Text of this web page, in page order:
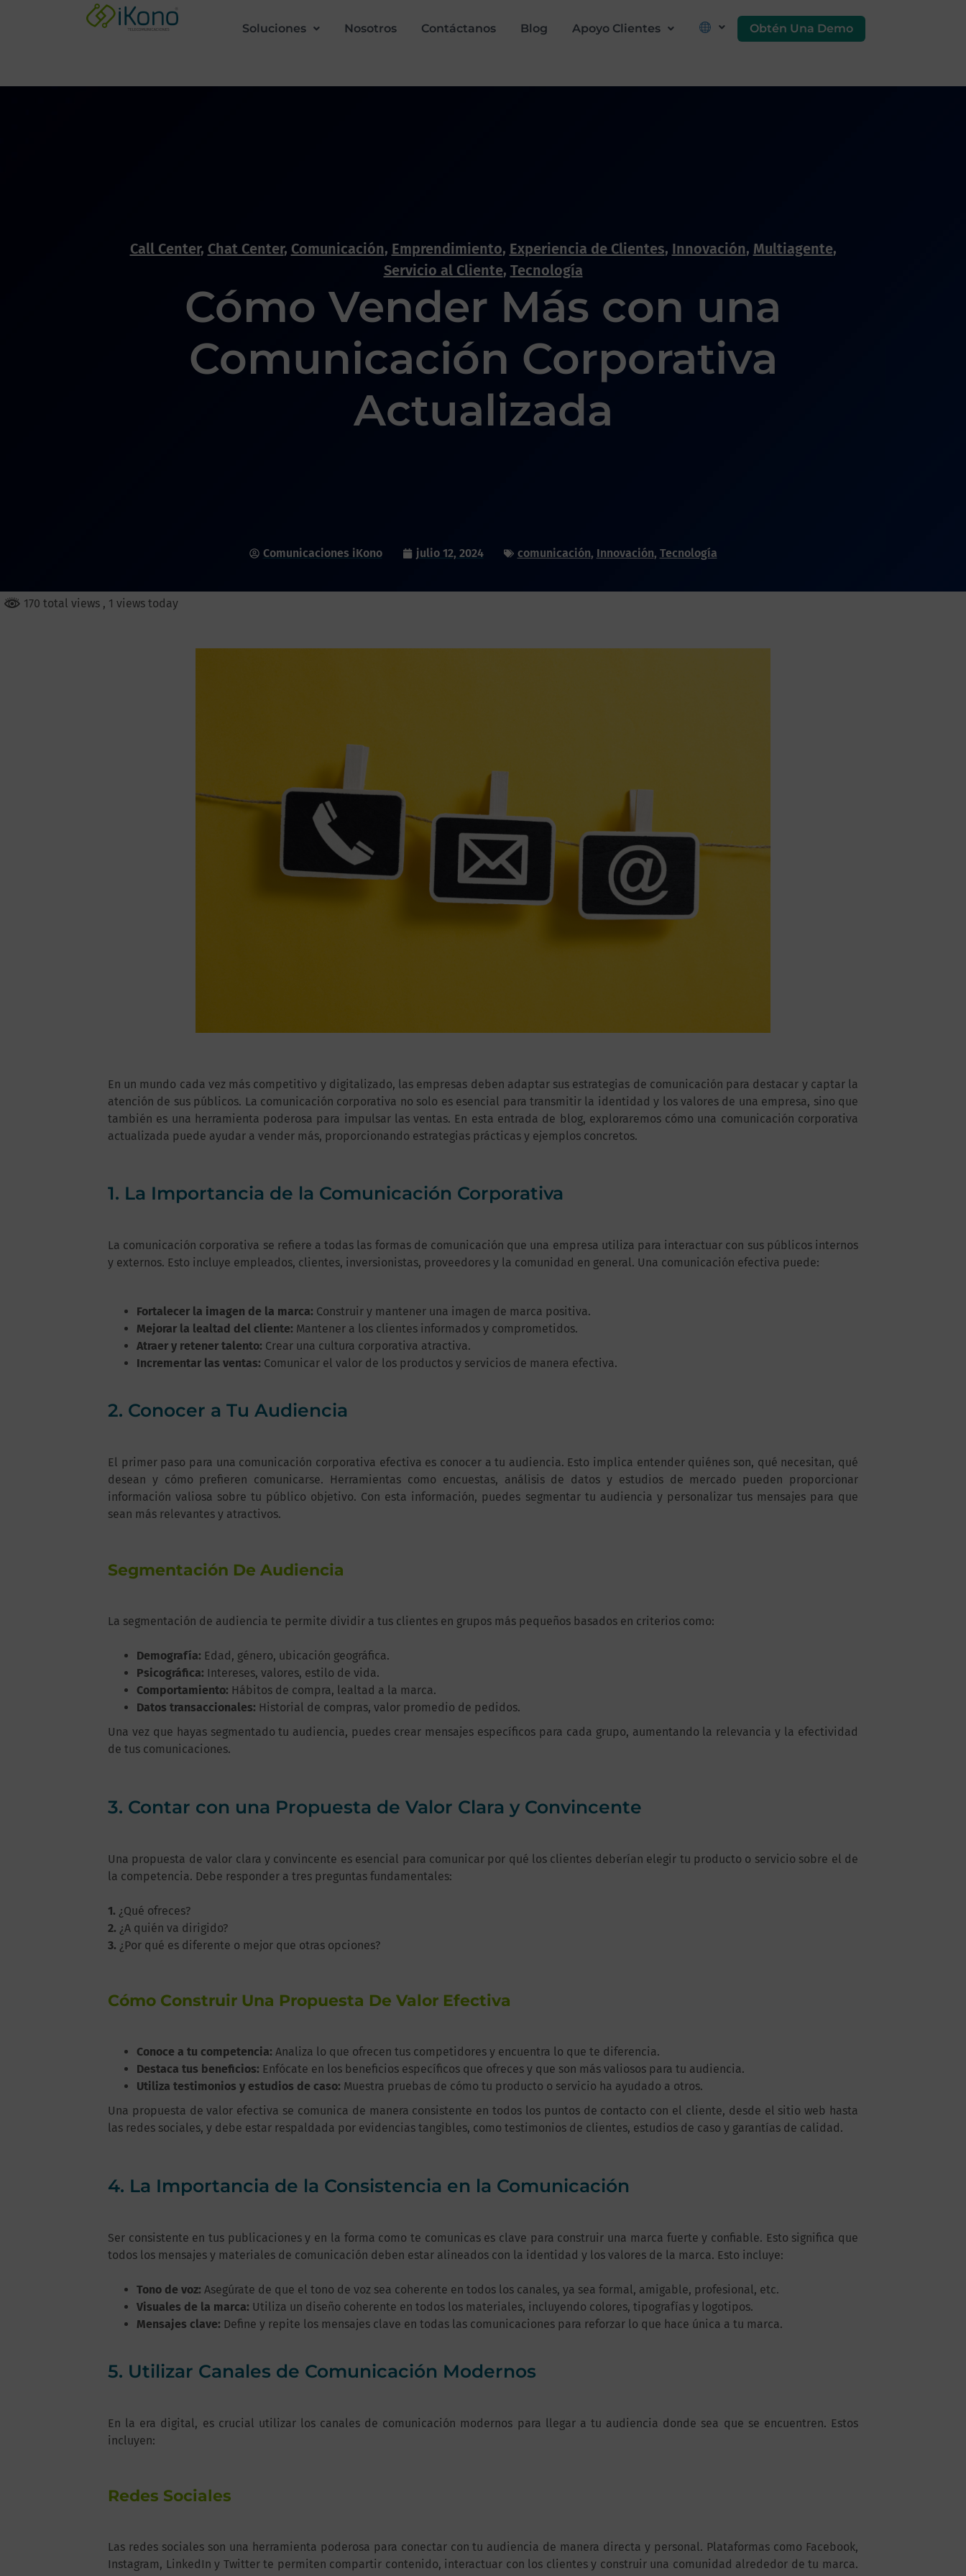
Soluciones Nosotros Contáctanos Blog Apoyo Clientes Obtén Una Demo
Call Center, Chat Center, Comunicación, Emprendimiento, Experiencia de Clientes, Innovación, Multiagente,
Servicio al Cliente, Tecnología
Cómo Vender Más con una
Comunicación Corporativa
Actualizada
Comunicaciones iKono julio 12, 2024 comunicación, Innovación, Tecnología
170 total views , 1 views today
En un mundo cada vez más competitivo y digitalizado, las empresas deben adaptar sus estrategias de comunicación para destacar y captar la
atención de sus públicos. La comunicación corporativa no solo es esencial para transmitir la identidad y los valores de una empresa, sino que
también es una herramienta poderosa para impulsar las ventas. En esta entrada de blog, exploraremos cómo una comunicación corporativa
actualizada puede ayudar a vender más, proporcionando estrategias prácticas y ejemplos concretos.
1. La Importancia de la Comunicación Corporativa
La comunicación corporativa se refiere a todas las formas de comunicación que una empresa utiliza para interactuar con sus públicos internos
y externos. Esto incluye empleados, clientes, inversionistas, proveedores y la comunidad en general. Una comunicación efectiva puede:
Fortalecer la imagen de la marca: Construir y mantener una imagen de marca positiva.
Mejorar la lealtad del cliente: Mantener a los clientes informados y comprometidos.
Atraer y retener talento: Crear una cultura corporativa atractiva.
Incrementar las ventas: Comunicar el valor de los productos y servicios de manera efectiva.
2. Conocer a Tu Audiencia
El primer paso para una comunicación corporativa efectiva es conocer a tu audiencia. Esto implica entender quiénes son, qué necesitan, qué
desean y cómo prefieren comunicarse. Herramientas como encuestas, análisis de datos y estudios de mercado pueden proporcionar
información valiosa sobre tu público objetivo. Con esta información, puedes segmentar tu audiencia y personalizar tus mensajes para que
sean más relevantes y atractivos.
Segmentación De Audiencia
La segmentación de audiencia te permite dividir a tus clientes en grupos más pequeños basados en criterios como:
Demografía: Edad, género, ubicación geográfica.
Psicográfica: Intereses, valores, estilo de vida.
Comportamiento: Hábitos de compra, lealtad a la marca.
Datos transaccionales: Historial de compras, valor promedio de pedidos.
Una vez que hayas segmentado tu audiencia, puedes crear mensajes específicos para cada grupo, aumentando la relevancia y la efectividad
de tus comunicaciones.
3. Contar con una Propuesta de Valor Clara y Convincente
Una propuesta de valor clara y convincente es esencial para comunicar por qué los clientes deberían elegir tu producto o servicio sobre el de
la competencia. Debe responder a tres preguntas fundamentales:
1. ¿Qué ofreces?
2. ¿A quién va dirigido?
3. ¿Por qué es diferente o mejor que otras opciones?
Cómo Construir Una Propuesta De Valor Efectiva
Conoce a tu competencia: Analiza lo que ofrecen tus competidores y encuentra lo que te diferencia.
Destaca tus beneficios: Enfócate en los beneficios específicos que ofreces y que son más valiosos para tu audiencia.
Utiliza testimonios y estudios de caso: Muestra pruebas de cómo tu producto o servicio ha ayudado a otros.
Una propuesta de valor efectiva se comunica de manera consistente en todos los puntos de contacto con el cliente, desde el sitio web hasta
las redes sociales, y debe estar respaldada por evidencias tangibles, como testimonios de clientes, estudios de caso y garantías de calidad.
4. La Importancia de la Consistencia en la Comunicación
Ser consistente en tus publicaciones y en la forma como te comunicas es clave para construir una marca fuerte y confiable. Esto significa que
todos los mensajes y materiales de comunicación deben estar alineados con la identidad y los valores de la marca. Esto incluye:
Tono de voz: Asegúrate de que el tono de voz sea coherente en todos los canales, ya sea formal, amigable, profesional, etc.
Visuales de la marca: Utiliza un diseño coherente en todos los materiales, incluyendo colores, tipografías y logotipos.
Mensajes clave: Define y repite los mensajes clave en todas las comunicaciones para reforzar lo que hace única a tu marca.
5. Utilizar Canales de Comunicación Modernos
En la era digital, es crucial utilizar los canales de comunicación modernos para llegar a tu audiencia donde sea que se encuentren. Estos
incluyen:
Redes Sociales
Las redes sociales son una herramienta poderosa para conectar con tu audiencia de manera directa y personal. Plataformas como Facebook,
Instagram, LinkedIn y Twitter te permiten compartir contenido, interactuar con los clientes y construir una comunidad alrededor de tu marca.